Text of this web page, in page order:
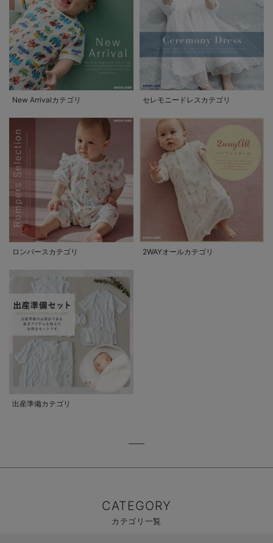
New Arrivalカテゴリ セレモニードレスカテゴリ
ロンパースカテゴリ 2WAYオールカテゴリ
出産準備カテゴリ
CATEGORY
カテゴリ一覧